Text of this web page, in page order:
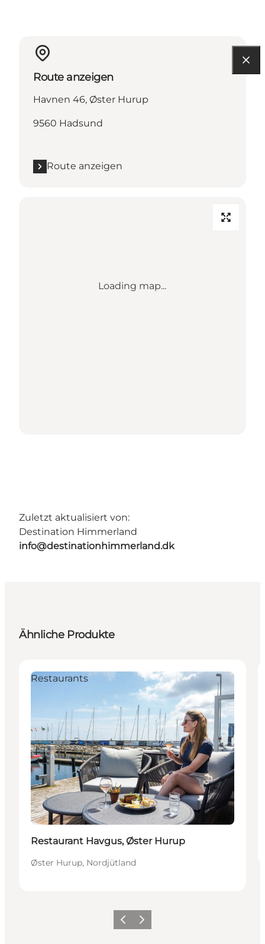
Route anzeigen
Havnen 46, Øster Hurup
9560 Hadsund
Route anzeigen
Loading map...
Zuletzt aktualisiert von:
Destination Himmerland
info@destinationhimmerland.dk
Ähnliche Produkte
Restaurants
Restaurant Havgus, Øster Hurup
Øster Hurup, Nordjütland
ZurückWeiter